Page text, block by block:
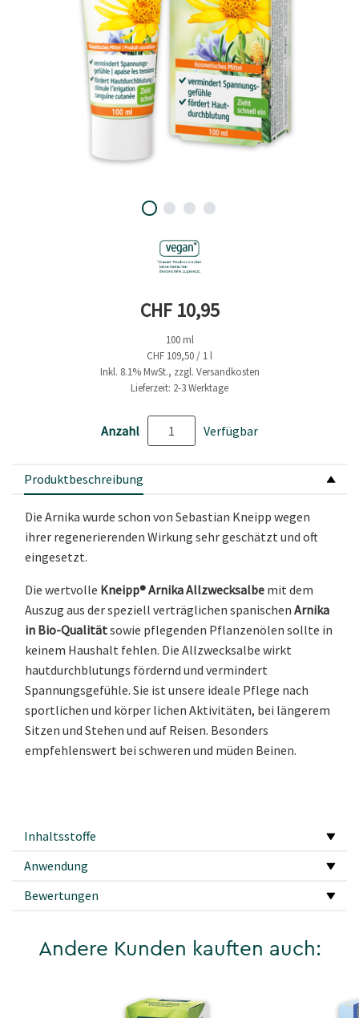
Aktueller Preis
CHF 10,95
100 ml
CHF 109,50 / 1 l
Inkl. 8.1% MwSt., zzgl. Versandkosten
Lieferzeit: 2-3 Werktage
Anzahl Verfügbar
Produktbeschreibung
Die Arnika wurde schon von Sebastian Kneipp wegen
ihrer regenerierenden Wirkung sehr geschätzt und oft
eingesetzt.
Die wertvolle Kneipp® Arnika Allzwecksalbe mit dem
Auszug aus der speziell verträglichen spanischen Arnika
in Bio-Qualitätsowie pflegenden Pflanzenölen sollte in
keinem Haushalt fehlen. Die Allzwecksalbe wirkt
hautdurchblutungs fördernd und vermindert
Spannungsgefühle. Sie ist unsere ideale Pflege nach
sportlichen und körper lichen Aktivitäten, bei längerem
Sitzen und Stehen und auf Reisen. Besonders
empfehlenswert bei schweren und müden Beinen.
Inhaltsstoffe
Anwendung
Bewertungen
Andere Kunden kauften auch: